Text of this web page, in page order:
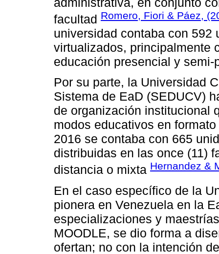
facultad Romero, Fiori & Páez,
universidad contaba con 592
virtualizados, principalmente
educación presencial y semi-
Por su parte, la Universidad
Sistema de EaD (SEDUCV)
de organización institucional
modos educativos en
2016 se contaba con 665
distribuidas en las once (11)
distancia o mixta Hernandez &
En el caso específico de la
pionera en Venezuela en la
especializaciones y
MOODLE, se dio forma a
ofertan; no con la intención